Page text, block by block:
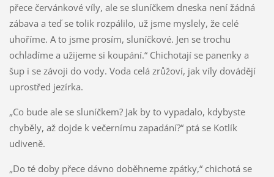
přece červánkové víly, ale se sluníčkem dneska není žádná
zábava a teď se tolik rozpálilo, už jsme myslely, že celé
uhoříme. A to jsme prosím, sluníčkové. Jen se trochu
ochladíme a užijeme si koupání.“ Chichotají se panenky a
šup i se závoji do vody. Voda celá zrůžoví, jak víly dovádějí
uprostřed jezírka.
„Co bude ale se sluníčkem? Jak by to vypadalo, kdybyste
chyběly, až dojde k večernímu zapadání?“ ptá se Kotlík
udiveně.
„Do té doby přece dávno doběhneme zpátky,“ chichotá se